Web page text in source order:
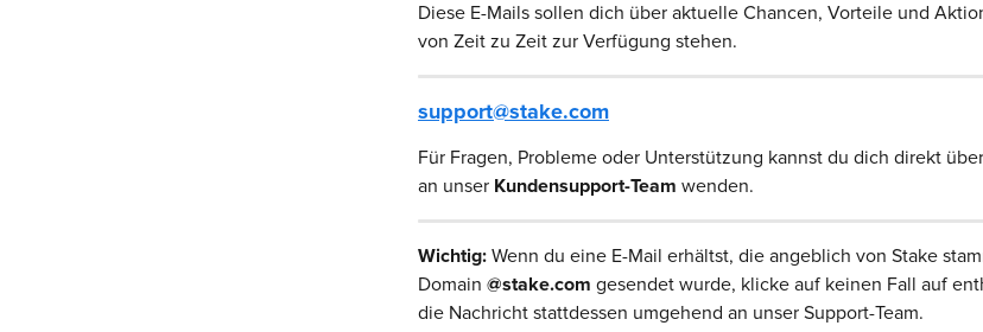
Diese E-Mails sollen dich über aktuelle Chancen, Vorteile und
von Zeit zu Zeit zur Verfügung stehen.
support@stake.com
Für Fragen, Probleme oder Unterstützung kannst du dich direkt
an unser Kundensupport-Team wenden.
Wichtig: Wenn du eine E-Mail erhältst, die angeblich von Stake
Domain @stake.com gesendet wurde, klicke auf keinen Fall auf
die Nachricht stattdessen umgehend an unser Support-Team.